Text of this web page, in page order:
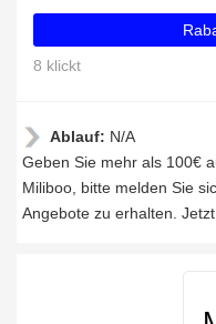
8 klickt
Ablauf: N/A
Geben Sie mehr als 100€
Miliboo, bitte melden Sie
Angebote zu erhalten.